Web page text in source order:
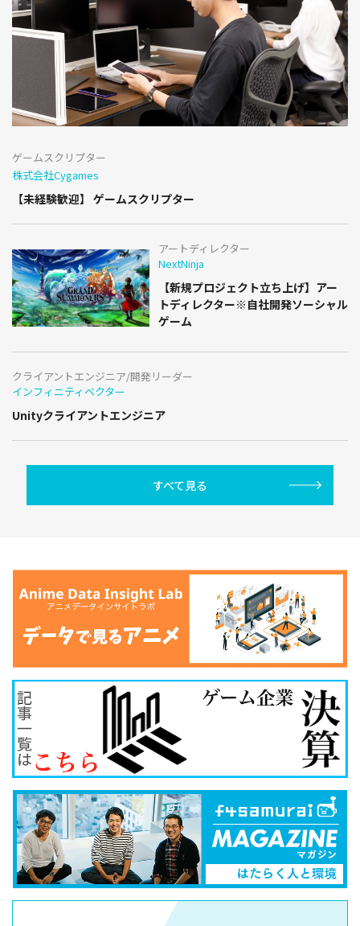
ゲームスクリプター
株式会社Cygames
【未経験歓迎】 ゲームスクリプター
アートディレクター
NextNinja
【新規プロジェクト立ち上げ】アー
トディレクター※自社開発ソーシャル
ゲーム
クライアントエンジニア/開発リーダー
インフィニティベクター
Unityクライアントエンジニア
すべて見る